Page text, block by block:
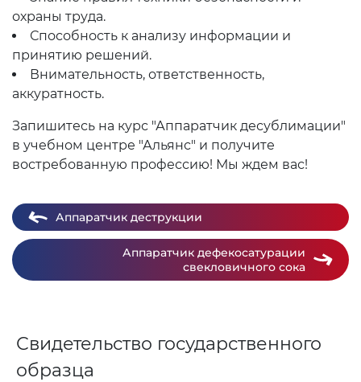
охраны труда.
Способность к анализу информации и
принятию решений.
Внимательность, ответственность,
аккуратность.
Запишитесь на курс "Аппаратчик десублимации"
в учебном центре "Альянс" и получите
востребованную профессию! Мы ждем вас!
Аппаратчик деструкции
Аппаратчик дефекосатурации
свекловичного сока
Свидетельство государственного
образца